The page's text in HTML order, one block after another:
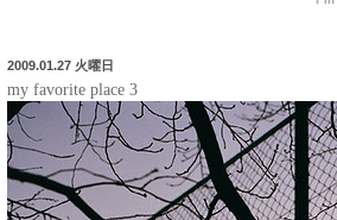
2009.01.27 火曜日
my favorite place 3